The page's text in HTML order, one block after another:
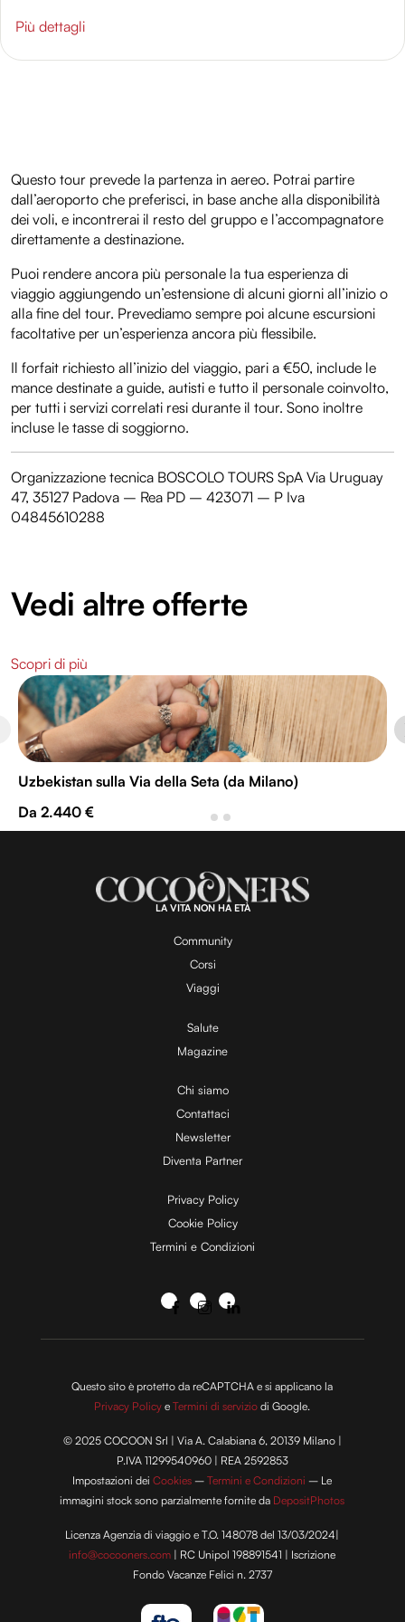
Più dettagli
Questo tour prevede la partenza in aereo. Potrai partire
dall’aeroporto che preferisci, in base anche alla disponibilità
dei voli, e incontrerai il resto del gruppo e l’accompagnatore
direttamente a destinazione.
Puoi rendere ancora più personale la tua esperienza di
viaggio aggiungendo un’estensione di alcuni giorni all’inizio o
alla fine del tour. Prevediamo sempre poi alcune escursioni
facoltative per un’esperienza ancora più flessibile.
Il forfait richiesto all’inizio del viaggio, pari a €50, include le
mance destinate a guide, autisti e tutto il personale coinvolto,
per tutti i servizi correlati resi durante il tour. Sono inoltre
incluse le tasse di soggiorno.
Organizzazione tecnica BOSCOLO TOURS SpA Via Uruguay
47, 35127 Padova – Rea PD – 423071 – P Iva
04845610288
Vedi altre offerte
Scopri di più
Uzbekistan sulla Via della Seta (da Milano)
Da 2.440 €
LA VITA NON HA ETÀ
Community
Corsi
Viaggi
Salute
Magazine
Chi siamo
Contattaci
Newsletter
Diventa Partner
Privacy Policy
Cookie Policy
Termini e Condizioni
Questo sito è protetto da reCAPTCHA e si applicano la
Privacy Policy eTermini di servizio di Google.
© 2025 COCOON Srl | Via A. Calabiana 6, 20139 Milano |
P.IVA 11299540960 | REA 2592853
Impostazioni deiCookies –Termini e Condizioni – Le
immagini stock sono parzialmente fornite da DepositPhotos
Licenza Agenzia di viaggio e T.O. 148078 del 13/03/2024|
info@cocooners.com | RC Unipol 198891541 | Iscrizione
Fondo Vacanze Felici n. 2737